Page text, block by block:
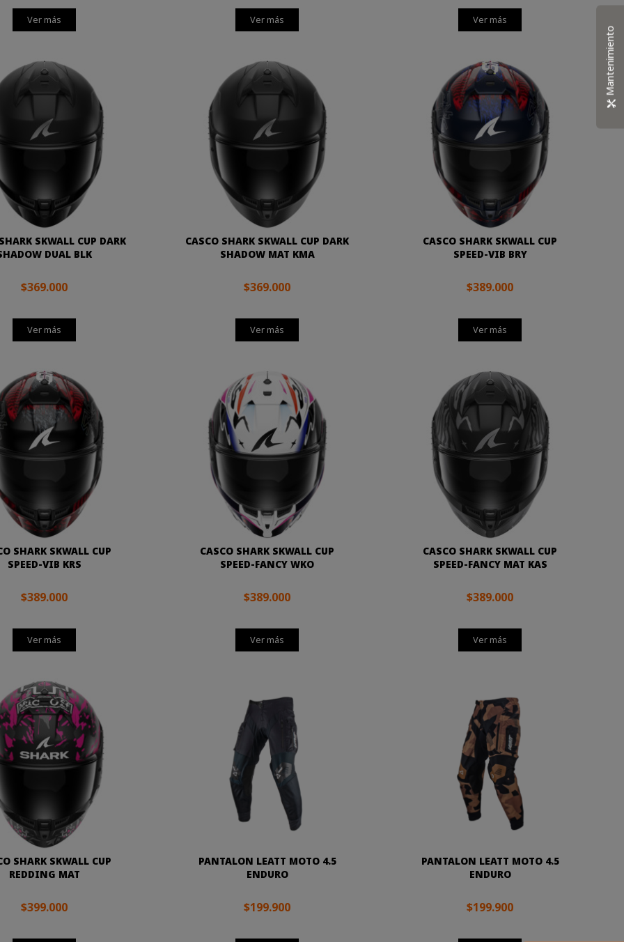
Ver más Ver más Ver más
SKWALL CUP DARK
DUAL BLK
$369.000
Ver más
CASCO SHARK SKWALL CUP DARK
SHADOW MAT KMA
$369.000
Ver más
CASCO SHARK SKWALL CUP
SPEED-VIB BRY
$389.000
Ver más
SHARK SKWALL CUP
SPEED-VIB KRS
$389.000
Ver más
CASCO SHARK SKWALL CUP
SPEED-FANCY WKO
$389.000
Ver más
CASCO SHARK SKWALL CUP
SPEED-FANCY MAT KAS
$389.000
Ver más
SHARK SKWALL CUP
REDDING MAT
$399.000
PANTALON LEATT MOTO 4.5
ENDURO
$199.900
PANTALON LEATT MOTO 4.5
ENDURO
$199.900
Mantenimiento